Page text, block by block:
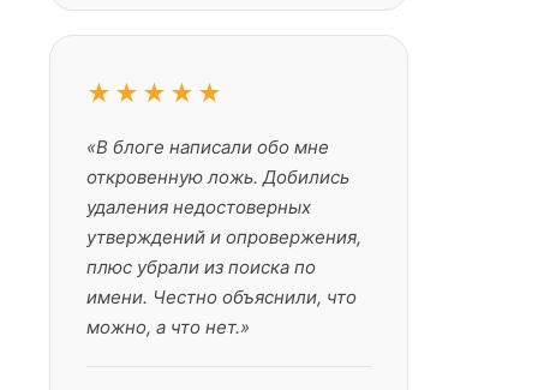
★★★★★
«В блоге написали обо мне
откровенную ложь. Добились
удаления недостоверных
утверждений и опровержения,
плюс убрали из поиска по
имени. Честно объяснили, что
можно, а что нет.»